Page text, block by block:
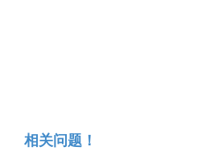
相关问题！